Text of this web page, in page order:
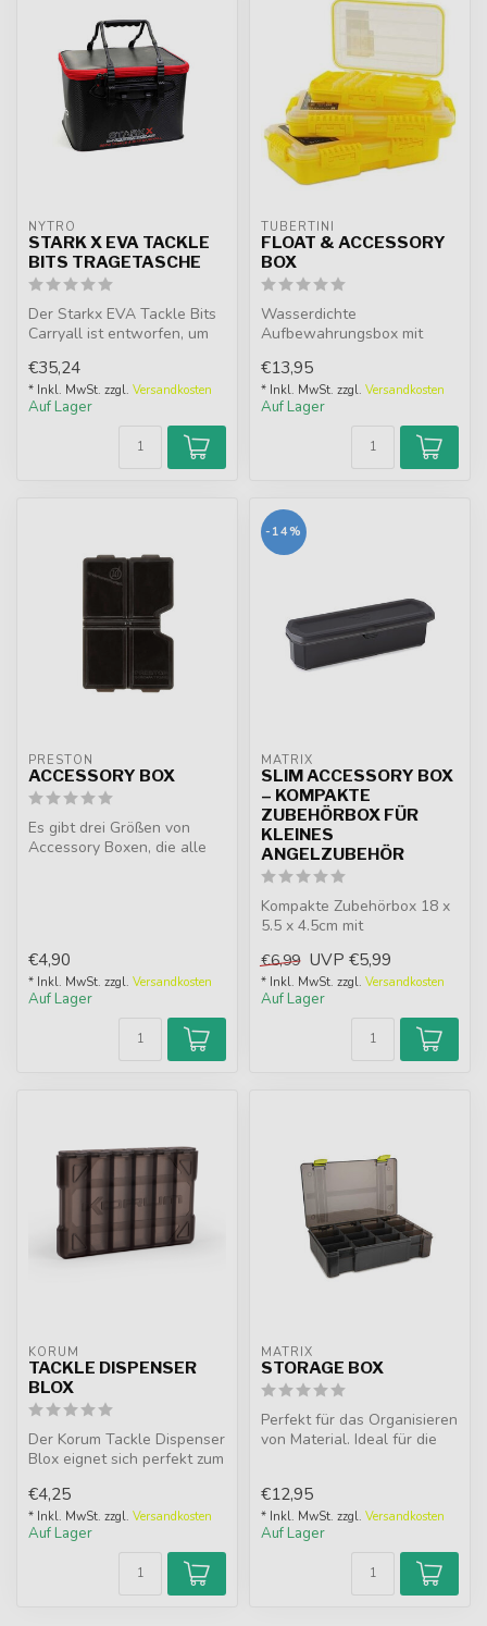
NYTRO
STARK X EVA TACKLE
BITS TRAGETASCHE
Der Starkx EVA Tackle Bits
Carryall ist entworfen, um
Rei...
€35,24
* Inkl. MwSt. zzgl. Versandkosten
Auf Lager
TUBERTINI
FLOAT & ACCESSORY
BOX
Wasserdichte
Aufbewahrungsbox mit
modularen Fächern. Id...
€13,95
* Inkl. MwSt. zzgl. Versandkosten
Auf Lager
PRESTON
ACCESSORY BOX
Es gibt drei Größen von
Accessory Boxen, die alle
€4,90
* Inkl. MwSt. zzgl. Versandkosten
Auf Lager
-14%
MATRIX
SLIM ACCESSORY BOX
– KOMPAKTE
ZUBEHÖRBOX FÜR
KLEINES
ANGELZUBEHÖR
Kompakte Zubehörbox 18 x
5.5 x 4.5cm mit
Gummidichtung und
halbtra...
€6,99 UVP €5,99
* Inkl. MwSt. zzgl. Versandkosten
Auf Lager
KORUM
TACKLE DISPENSER
BLOX
Der Korum Tackle Dispenser
Blox eignet sich perfekt zum
€4,25
* Inkl. MwSt. zzgl. Versandkosten
Auf Lager
MATRIX
STORAGE BOX
Perfekt für das Organisieren
von Material. Ideal für die
€12,95
* Inkl. MwSt. zzgl. Versandkosten
Auf Lager